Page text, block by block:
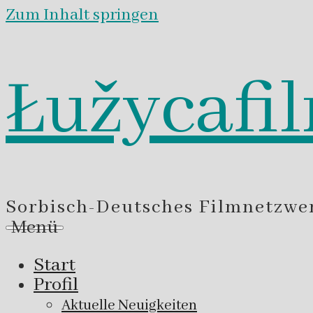
Zum Inhalt springen
Sorbisch-Deutsches
Menü
Start
Profil
Aktuelle Neuigkeiten